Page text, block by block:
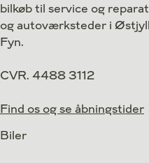
Finansiering
bilkøb til service og
og autoværksteder i
Fyn.
CVR. 4488 3112
Find os og se åbningstider
Biler